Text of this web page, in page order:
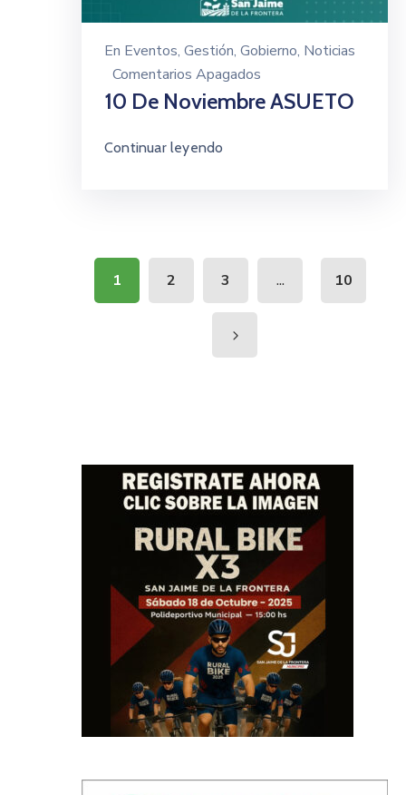
En Eventos‚ Gestión‚ Gobierno‚ Noticias
Comentarios Apagados
10 De Noviembre ASUETO
Continuar leyendo
1 2 3 ... 10